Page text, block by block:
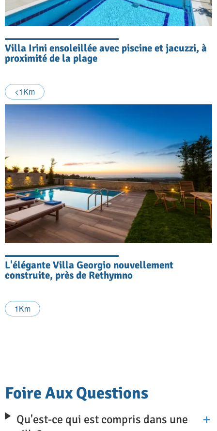
Villa Irini ensoleillée avec piscine et jacuzzi, à
proximité de la plage
<1Km
L'élégante Villa Georgio nouvellement
construite, près de Rethymno
1Km
Foire Aux Questions
Qu'est-ce qui est compris dans une